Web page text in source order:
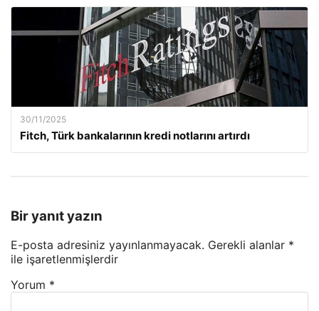
30/11/2025
Fitch, Türk bankalarının kredi notlarını artırdı
Bir yanıt yazın
E-posta adresiniz yayınlanmayacak. Gerekli alanlar *
ile işaretlenmişlerdir
Yorum *